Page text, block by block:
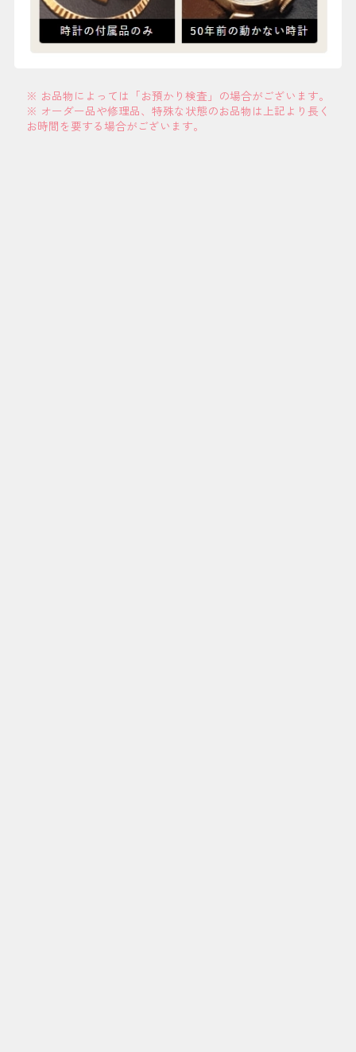
※ お品物によっては「お預かり検査」の場合がございます。
※ オーダー品や修理品、特殊な状態のお品物は上記より長く
お時間を要する場合がございます。